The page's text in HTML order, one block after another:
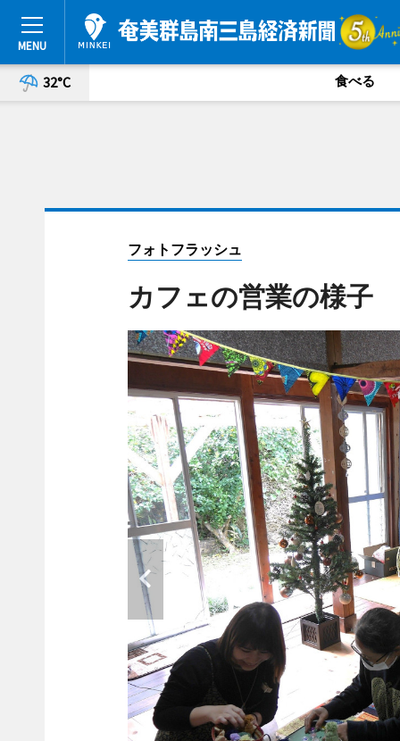
32°C 食べる
フォトフラッシュ
カフェの営業の様子